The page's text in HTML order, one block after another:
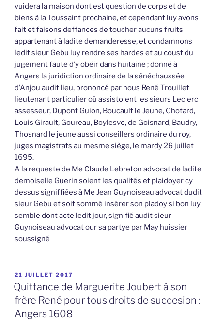
vuidera la maison dont est question de corps et de
biens à la Toussaint prochaine, et cependant luy avons
fait et faisons deffances de toucher aucuns fruits
appartenant à ladite demanderesse, et condamnons
ledit sieur Gebu luy rendre ses hardes et au coust du
jugement faute d’y obéir dans huitaine ; donné à
Angers la juridiction ordinaire de la sénéchaussée
d’Anjou audit lieu, prononcé par nous René Trouillet
lieutenant particulier où assistoient les sieurs Leclerc
assesseur, Dupont Guion, Boucault le Jeune, Chotard,
Louis Girault, Goureau, Boylesve, de Goisnard, Baudry,
Thosnard le jeune aussi conseillers ordinaire du roy,
juges magistrats au mesme siège, le mardy 26 juillet
1695.
A la requeste de Me Claude Lebreton advocat de ladite
demoiselle Guerin soient les qualités et plaidoyer cy
dessus signiffiées à Me Jean Guynoiseau advocat dudit
sieur Gebu et soit sommé insérer son pladoy si bon luy
semble dont acte ledit jour, signifié audit sieur
Guynoiseau advocat our sa partye par May huissier
soussigné
PUBLIÉ
LE
21 JUILLET 2017
Quittance de Marguerite Joubert à son
frère René pour tous droits de succesion :
Angers 1608